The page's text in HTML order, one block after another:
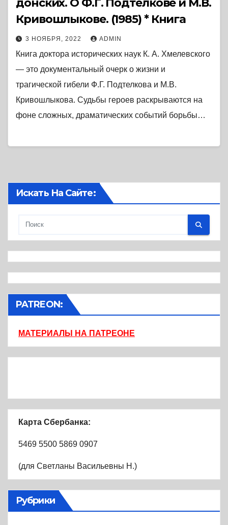
Кривошлыкове. (1985) * Книга
3 НОЯБРЯ, 2022 ADMIN
Книга доктора исторических наук К. А. Хмелевского
— это документальный очерк о жизни и
трагической гибели Ф.Г. Подтелкова и М.В.
Кривошлыкова. Судьбы героев раскрываются на
фоне сложных, драматических событий борьбы…
Искать На Сайте:
PATREON:
МАТЕРИАЛЫ НА ПАТРЕОНЕ
Карта Сбербанка:
5469 5500 5869 0907
(для Светланы Васильевны Н.)
Рубрики